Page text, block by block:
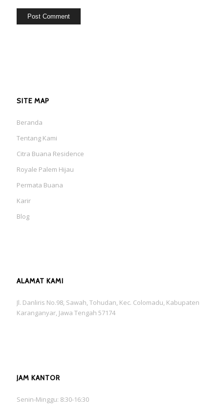
SITE MAP
Beranda
Tentang Kami
Citra Buana Residence
Royale Palem Hijau
Permata Buana
Karir
Blog
ALAMAT KAMI
Jl. Danliris No.98, Sawah, Tohudan, Kec. Colomadu, Kabupaten
Karanganyar, Jawa Tengah 57174
JAM KANTOR
Senin-Minggu: 8:30-16:30